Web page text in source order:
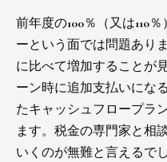
前年度の100％（又は110
ーという面では問題あり
に比べて増加することが
ーン時に追加支払いにな
たキャッシュフロープラ
ます。税金の専門家と相
いくのが無難と言えるでし